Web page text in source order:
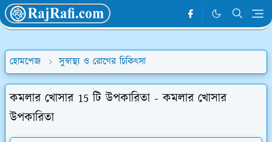
হোমপেজ সুস্বাস্থ্য ও রোগের চিকিৎসা
কমলার খোসার 15 টি উপকারিতা - কমলার খোসার
উপকারিতা